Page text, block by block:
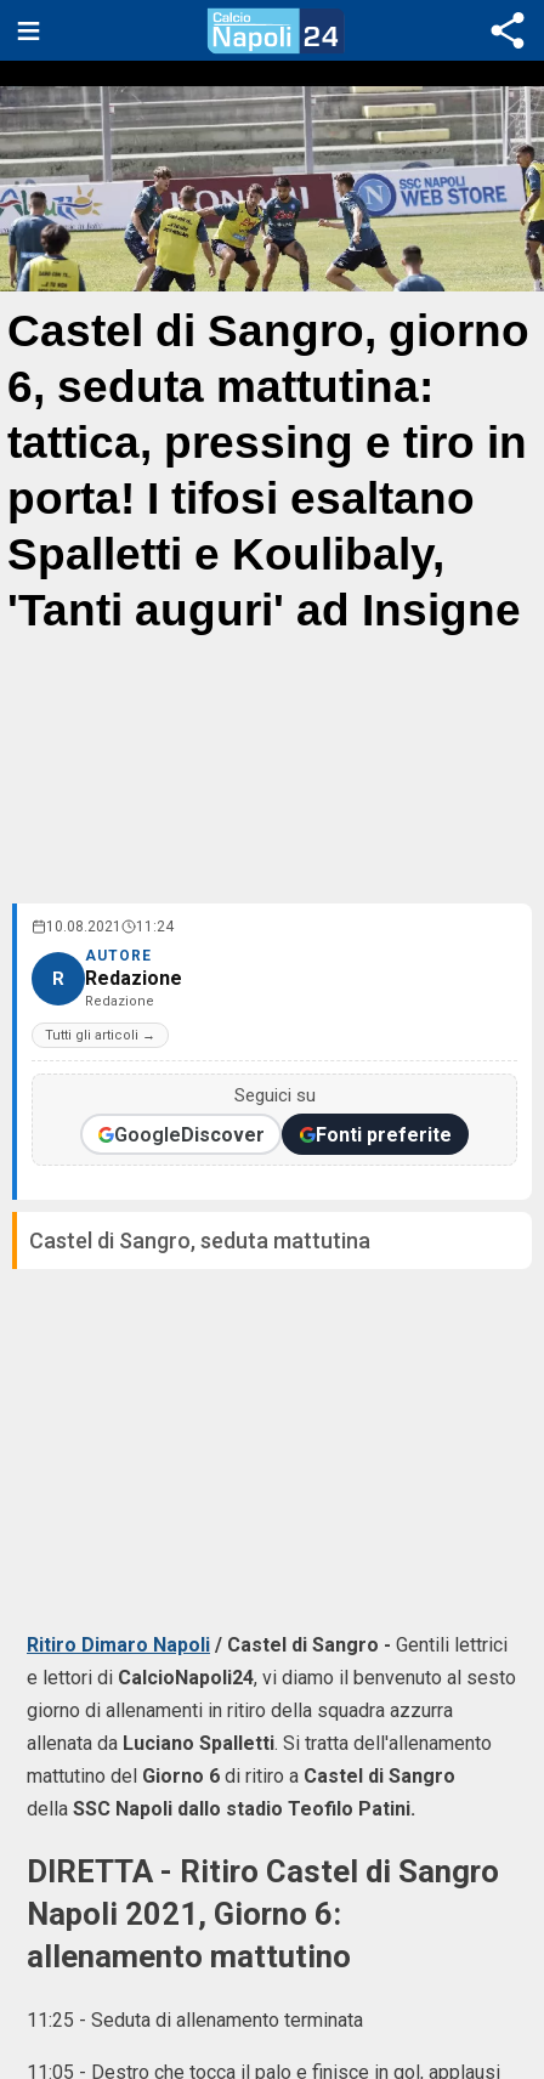
Castel di Sangro, giorno
6, seduta mattutina:
tattica, pressing e tiro in
porta! I tifosi esaltano
Spalletti e Koulibaly,
'Tanti auguri' ad Insigne
10.08.2021 11:24
R
AUTORE
Redazione
Redazione
Tutti gli articoli →
Seguici su
GoogleDiscover Fonti preferite
Castel di Sangro, seduta mattutina
Ritiro Dimaro Napoli / Castel di Sangro - Gentili lettrici
e lettori di CalcioNapoli24, vi diamo il benvenuto al sesto
giorno di allenamenti in ritiro della squadra azzurra
allenata da Luciano Spalletti. Si tratta dell'allenamento
mattutino del Giorno 6 di ritiro a Castel di Sangro
della SSC Napoli dallo stadio Teofilo Patini.
DIRETTA - Ritiro Castel di Sangro
Napoli 2021, Giorno 6:
allenamento mattutino
11:25 - Seduta di allenamento terminata
11:05 - Destro che tocca il palo e finisce in gol, applausi